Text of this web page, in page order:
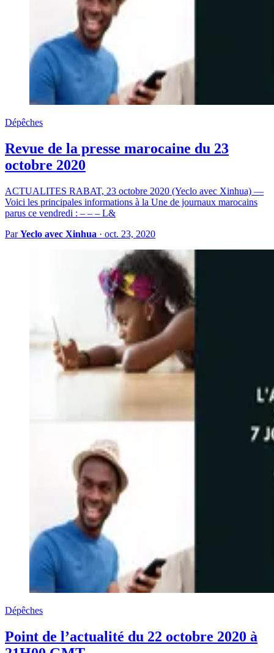
Dépêches
Revue de la presse marocaine du 23
octobre 2020
ACTUALITES RABAT, 23 octobre 2020 (Yeclo avec Xinhua) —
Voici les principales informations à la Une de journaux marocains
parus ce vendredi : – – – L&
ParYeclo avec Xinhua · oct. 23, 2020
Dépêches
Point de l’actualité du 22 octobre 2020 à